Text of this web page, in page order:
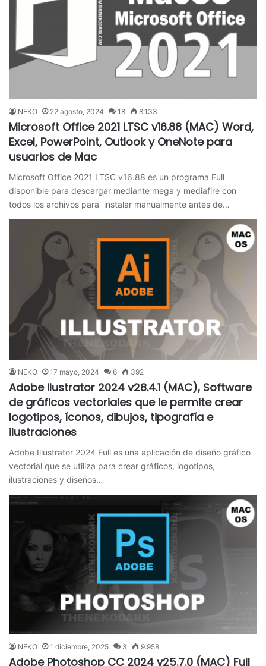
NEKO 22 agosto, 2024 18 8.133
Microsoft Office 2021 LTSC v16.88 (MAC) Word,
Excel, PowerPoint, Outlook y OneNote para
usuarios de Mac
Microsoft Office 2021 LTSC v16.88 es un programa Full
disponible para descargar mediante mega y mediafire con
todos los archivos para instalar manualmente antes de…
NEKO 17 mayo, 2024 6 392
Adobe Ilustrator 2024 v28.4.1 (MAC), Software
de gráficos vectoriales que le permite crear
logotipos, íconos, dibujos, tipografía e
ilustraciones
Adobe Illustrator 2024 Full es una aplicación de diseño gráfico
vectorial que se utiliza para crear gráficos, logotipos,
ilustraciones y diseños…
NEKO 1 diciembre, 2025 3 9.958
Adobe Photoshop CC 2024 v25.7.0 (MAC) Full